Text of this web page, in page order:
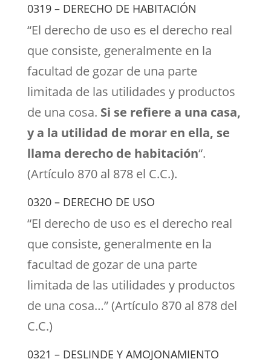
0319 – DERECHO DE HABITACIÓN
“El derecho de uso es el derecho real
que consiste, generalmente en la
facultad de gozar de una parte
limitada de las utilidades y productos
de una cosa. Si se refiere a una casa,
y a la utilidad de morar en ella, se
llama derecho de habitación“.
(Artículo 870 al 878 el C.C.).
0320 – DERECHO DE USO
“El derecho de uso es el derecho real
que consiste, generalmente en la
facultad de gozar de una parte
limitada de las utilidades y productos
de una cosa…” (Artículo 870 al 878 del
C.C.)
0321 – DESLINDE Y AMOJONAMIENTO